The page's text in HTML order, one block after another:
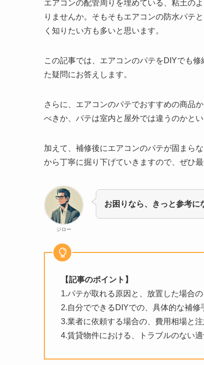
エアコンの配管周りを埋めている、粘土の
りませんか。そもそもエアコンの防水パテ
く知りたい方も多いと思います。
この記事では、エアコンのパテをDIYでも
た疑問にお答えします。
さらに、エアコンのパテでおすすめの商品
べきか、パテは室内と屋外では違うのかとい
加えて、補修後にエアコンのパテが固まら
から丁寧に掘り下げていきますので、ぜひ最
ジロー
お困りなら、きっと参考に
【記事のポイント】
1.パテが取れる原因と、放置した場合の
2.自分でできるDIYでの、具体的な補修
3.業者に依頼する場合の、費用相場と
4.賃貸物件における、トラブルのない